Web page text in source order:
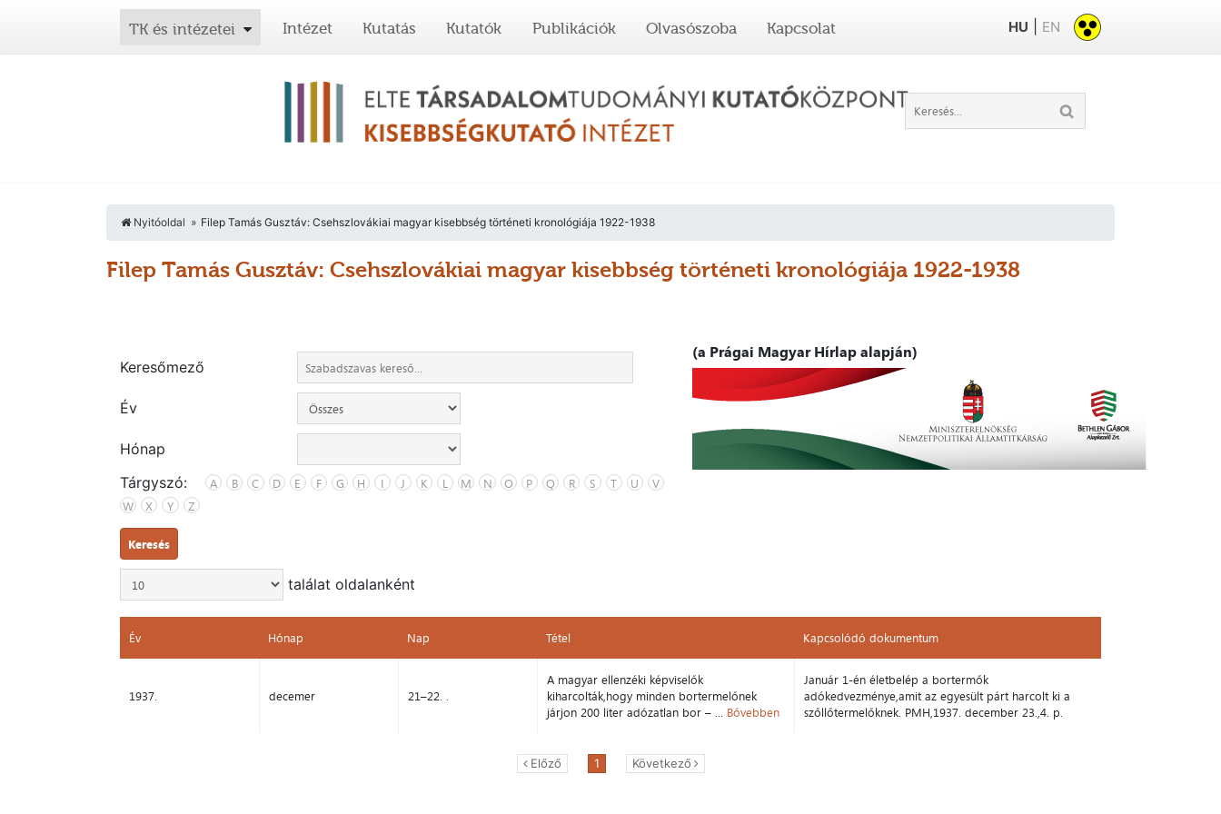
TK és intézetei Intézet Kutatás Kutatók Publikációk Olvasószoba Kapcsolat HU EN
Nyitóoldal Filep Tamás Gusztáv: Csehszlovákiai magyar kisebbség történeti kronológiája 1922-1938
Filep Tamás Gusztáv: Csehszlovákiai magyar kisebbség történeti kronológiája 1922-1938
Keresőmező
Év
Hónap
Tárgyszó:
A B C D E F G H I J K L M N O P Q R S T U
V
W
X Y Z
Keresés
(a Prágai Magyar Hírlap alapján)
találat oldalanként
Év Hónap Nap Tétel
Kapcsolódó dokumentum
1937.
decemer 21–22. .
A magyar ellenzéki képviselők
kiharcolták,hogy minden bortermelőnek
járjon 200 liter adózatlan bor – ... Bővebben
Január 1-én életbelép a bortermők
adókedvezménye,amit az egyesült párt harcolt ki a
szőllőtermelőknek. PMH,1937. december 23.,4. p.
Előző 1 Következő